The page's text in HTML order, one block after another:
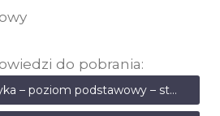
do pobrania:
Matura próbna fizyka – poziom podstawowy – styczeń 2010